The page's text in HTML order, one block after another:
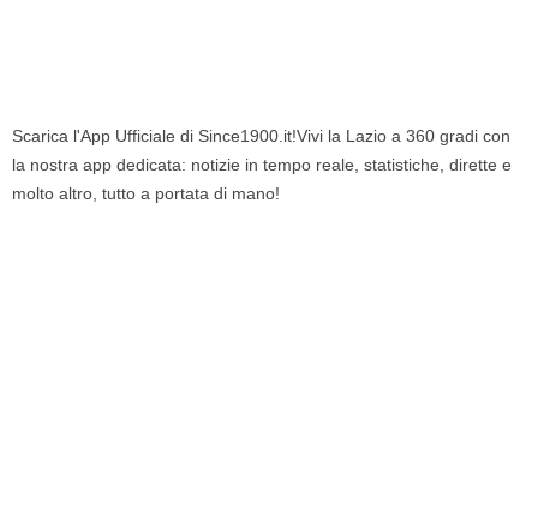
Scarica l'App Ufficiale di Since1900.it!Vivi la Lazio a 360 gradi con
la nostra app dedicata: notizie in tempo reale, statistiche, dirette e
molto altro, tutto a portata di mano!